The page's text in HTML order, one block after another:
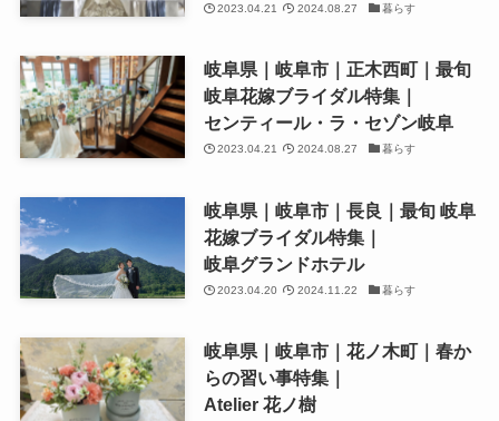
2023.04.21 2024.08.27 暮らす
岐阜県｜岐阜市｜正木西町｜最旬
岐阜花嫁ブライダル特集｜
センティール・ラ・セゾン岐阜
2023.04.21 2024.08.27 暮らす
岐阜県｜岐阜市｜長良｜最旬 岐阜
花嫁ブライダル特集｜
岐阜グランドホテル
2023.04.20 2024.11.22 暮らす
岐阜県｜岐阜市｜花ノ木町｜春か
らの習い事特集｜
Atelier 花ノ樹